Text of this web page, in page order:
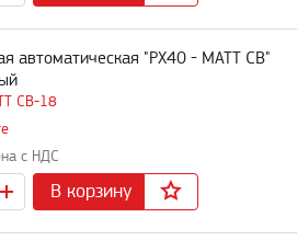
CB-18
автоматическая "PX40 - MATT CB"
В корзину